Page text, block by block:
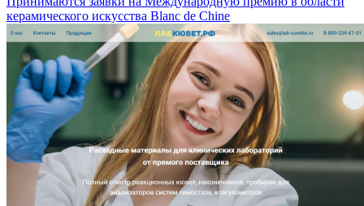
керамического искусства Blanc de Chine